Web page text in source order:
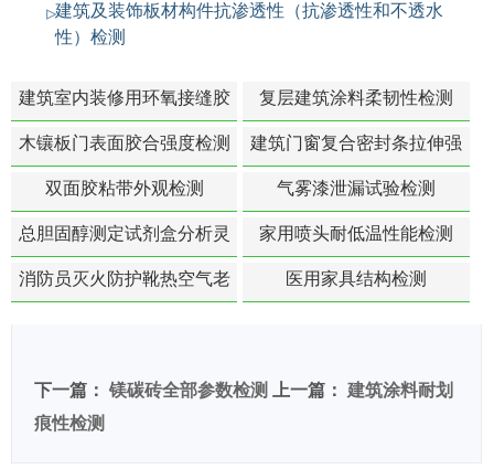
建筑及装饰板材构件抗渗透性（抗渗透性和不透水
性）检测
建筑室内装修用环氧接缝胶
苯含量检测
复层建筑涂料柔韧性检测
木镶板门表面胶合强度检测
建筑门窗复合密封条拉伸强
度-硬质塑料材料检测
双面胶粘带外观检测 气雾漆泄漏试验检测
总胆固醇测定试剂盒分析灵
敏度检测
家用喷头耐低温性能检测
消防员灭火防护靴热空气老
医用家具结构检测
下一篇： 镁碳砖全部参数检测 上一篇： 建筑涂料耐划
痕性检测